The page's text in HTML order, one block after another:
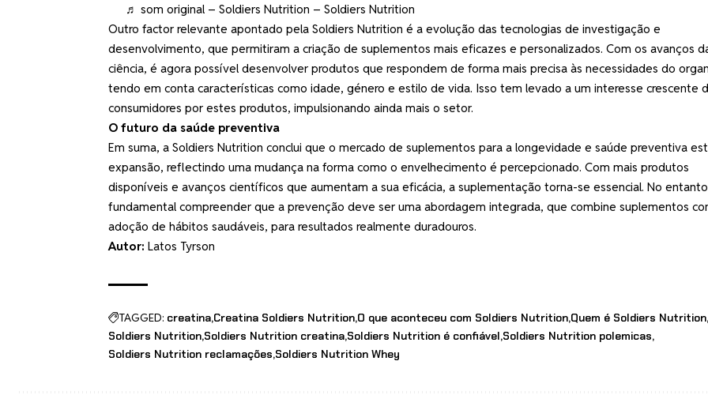
♬ som original – Soldiers Nutrition – Soldiers Nutrition
Outro factor relevante apontado pela Soldiers Nutrition é a evolução das tecnologias de investigação e
desenvolvimento, que permitiram a criação de suplementos mais eficazes e personalizados. Com os avanços
ciência, é agora possível desenvolver produtos que respondem de forma mais precisa às necessidades do
tendo em conta características como idade, género e estilo de vida. Isso tem levado a um interesse crescente
consumidores por estes produtos, impulsionando ainda mais o setor.
O futuro da saúde preventiva
Em suma, a Soldiers Nutrition conclui que o mercado de suplementos para a longevidade e saúde preventiva
expansão, reflectindo uma mudança na forma como o envelhecimento é percepcionado. Com mais produtos
disponíveis e avanços científicos que aumentam a sua eficácia, a suplementação torna-se essencial. No
fundamental compreender que a prevenção deve ser uma abordagem integrada, que combine suplementos
adoção de hábitos saudáveis, para resultados realmente duradouros.
Autor: Latos Tyrson
TAGGED: creatinaCreatina Soldiers NutritionO que aconteceu com Soldiers NutritionQuem é Soldiers Nutrition
Soldiers NutritionSoldiers Nutrition creatinaSoldiers Nutrition é confiável Soldiers Nutrition polemicas
Soldiers Nutrition reclamações Soldiers Nutrition Whey